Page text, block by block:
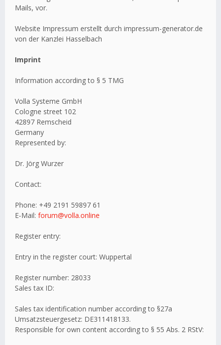
Mails, vor.
Website Impressum erstellt durch impressum-generator.de
von der Kanzlei Hasselbach
Imprint
Information according to § 5 TMG
Volla Systeme GmbH
Cologne street 102
42897 Remscheid
Germany
Represented by:
Dr. Jörg Wurzer
Contact:
Phone: +49 2191 59897 61
E-Mail: forum@volla.online
Register entry:
Entry in the register court: Wuppertal
Register number: 28033
Sales tax ID:
Sales tax identification number according to §27a
Umsatzsteuergesetz: DE311418133.
Responsible for own content according to § 55 Abs. 2 RStV: